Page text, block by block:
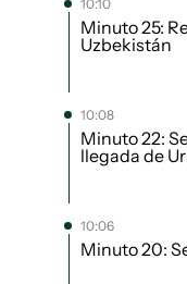
10:10
Minuto 25:
Uzbekistán
10:08
Minuto 22:
llegada de
10:06
Minuto 20: